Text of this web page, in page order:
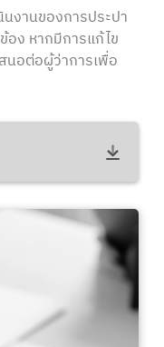
งานของการประปา
อง หากมีการแก้ไข
นอต่อผู้ว่าการเพื่อ